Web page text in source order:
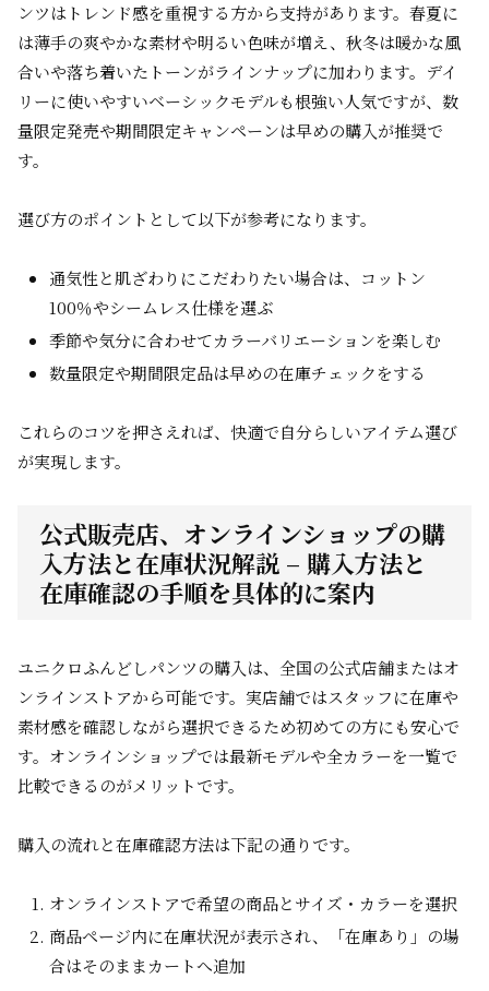
ンツはトレンド感を重視する方から支持があります。春夏に
は薄手の爽やかな素材や明るい色味が増え、秋冬は暖かな風
合いや落ち着いたトーンがラインナップに加わります。デイ
リーに使いやすいベーシックモデルも根強い人気ですが、数
量限定発売や期間限定キャンペーンは早めの購入が推奨で
す。
選び方のポイントとして以下が参考になります。
通気性と肌ざわりにこだわりたい場合は、コットン
100％やシームレス仕様を選ぶ
季節や気分に合わせてカラーバリエーションを楽しむ
数量限定や期間限定品は早めの在庫チェックをする
これらのコツを押さえれば、快適で自分らしいアイテム選び
が実現します。
公式販売店、オンラインショップの購
入方法と在庫状況解説 – 購入方法と
在庫確認の手順を具体的に案内
ユニクロふんどしパンツの購入は、全国の公式店舗またはオ
ンラインストアから可能です。実店舗ではスタッフに在庫や
素材感を確認しながら選択できるため初めての方にも安心で
す。オンラインショップでは最新モデルや全カラーを一覧で
比較できるのがメリットです。
購入の流れと在庫確認方法は下記の通りです。
オンラインストアで希望の商品とサイズ・カラーを選択
商品ページ内に在庫状況が表示され、「在庫あり」の場
合はそのままカートへ追加